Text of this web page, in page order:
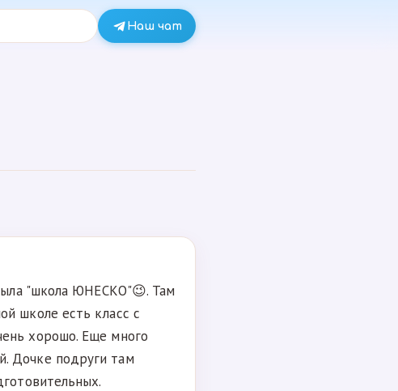
Наш чат
"школа ЮНЕСКО"😉. Там
школе есть класс с
хорошо. Еще много
Дочке подруги там